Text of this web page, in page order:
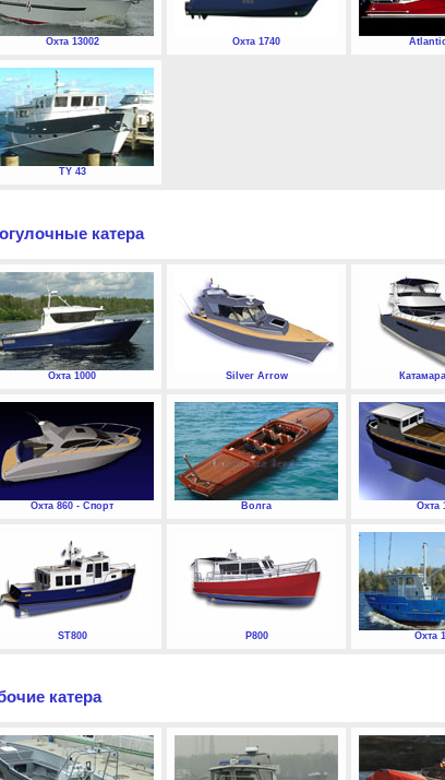
Охта 13002 Охта 1740
TY 43
катера
Охта 1000 Silver Arrow
Охта 860 - Спорт Волга Охта
ST800 P800 Охта
катера